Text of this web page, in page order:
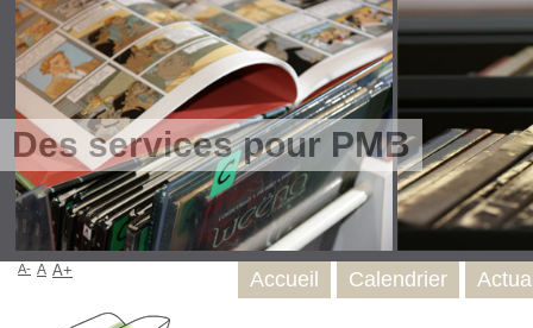
Des services pour PMB
Accueil Calendrier
A- A A+